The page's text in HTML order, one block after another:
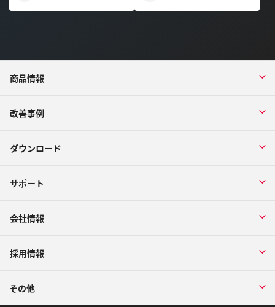
商品情報
改善事例
ダウンロード
サポート
会社情報
採用情報
その他